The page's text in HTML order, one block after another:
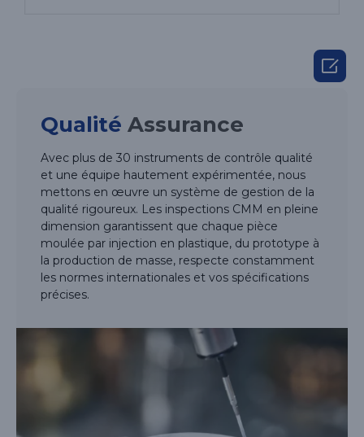
Qualité Assurance
Avec plus de 30 instruments de contrôle qualité
et une équipe hautement expérimentée, nous
mettons en œuvre un système de gestion de la
qualité rigoureux. Les inspections CMM en pleine
dimension garantissent que chaque pièce
moulée par injection en plastique, du prototype à
la production de masse, respecte constamment
les normes internationales et vos spécifications
précises.
